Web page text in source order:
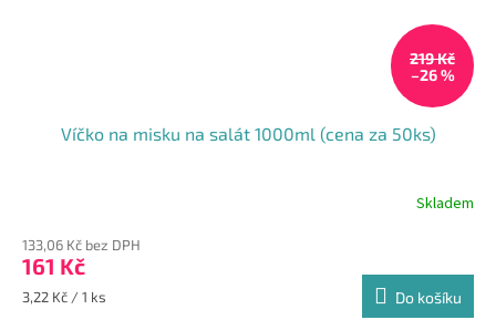
219 Kč
–26 %
Víčko na misku na salát 1000ml (cena za 50ks)
Skladem
133,06 Kč bez DPH
161 Kč
Měrná
3,22 Kč / 1 ks Do košíku